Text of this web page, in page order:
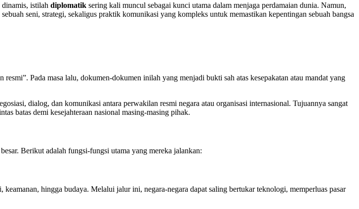
istilah diplomatik sering kali muncul sebagai kunci utama dalam menjaga perdamaian dunia. Namun,
seni, strategi, sekaligus praktik komunikasi yang kompleks untuk memastikan kepentingan sebuah bangsa
resmi”. Pada masa lalu, dokumen-dokumen inilah yang menjadi bukti sah atas kesepakatan atau mandat yang
dialog, dan komunikasi antara perwakilan resmi negara atau organisasi internasional. Tujuannya sangat
batas demi kesejahteraan nasional masing-masing pihak.
Berikut adalah fungsi-fungsi utama yang mereka jalankan:
hingga budaya. Melalui jalur ini, negara-negara dapat saling bertukar teknologi, memperluas pasar